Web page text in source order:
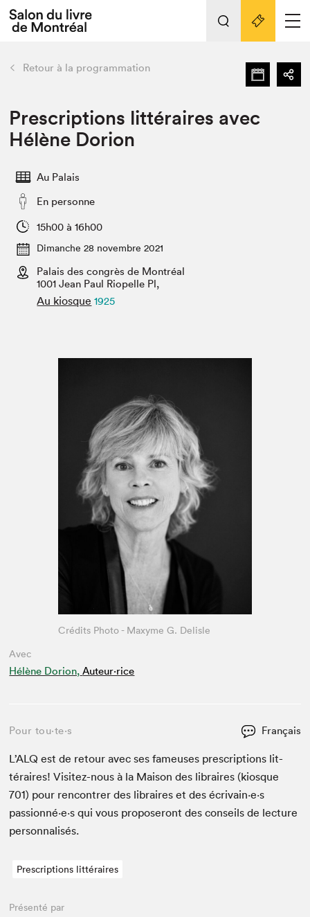
Espace exposant⋅e⋅s
Espace enseignant·e·s
L'événement
Préparer sa visite au Salon
SLM PRO
retour Nos activités
Préparer sa visite
Salon au Palais
Salon dans la ville et en ligne
Projets partenaires
Liens pratiques
Retour à la programmation
Prescriptions littéraires avec
Hélène Dorion
Au Palais
En personne
15h00 à 16h00
Dimanche 28 novembre 2021
Palais des congrès de Montréal
1001 Jean Paul Riopelle Pl,
Au kiosque 1925
Avec
Hélène Dorion, Auteur·rice
Crédits Photo - Maxyme G. Delisle
Pour tou⋅te⋅s Français
L’ALQ est de retour avec ses fameuses pre­scrip­tions lit­
téraires! Vis­itez-nous à la Mai­son des libraires (kiosque
701) pour ren­con­tr­er des libraires et des écrivain·e·s
passionné·e·s qui vous pro­poseront des con­seils de lec­ture
personnalisés.
Prescriptions littéraires
Présenté par